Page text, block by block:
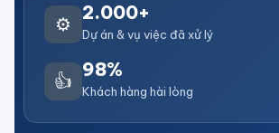
⚙️ 2.000+
Dự án & vụ việc đã xử lý
👍 98%
Khách hàng hài lòng